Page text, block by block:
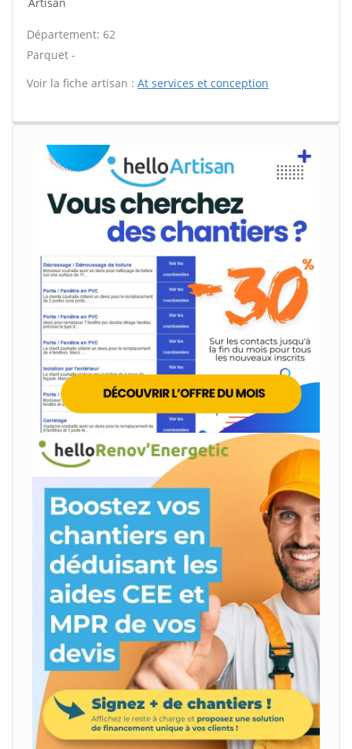
Département: 62
Parquet -
Voir la fiche artisan : At services et conception